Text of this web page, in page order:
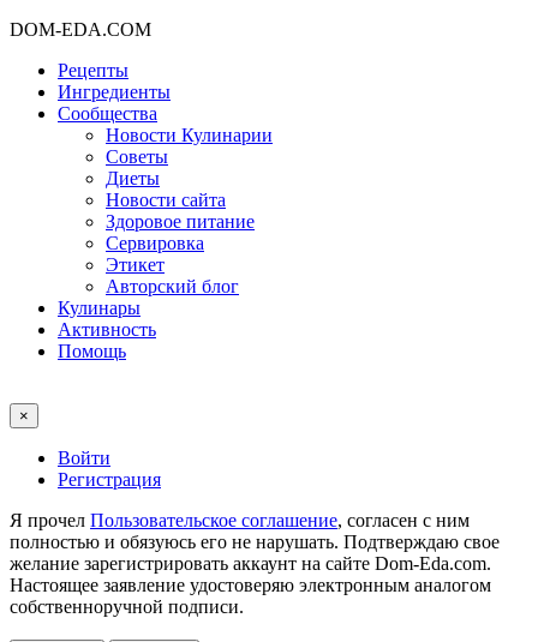
DOM-EDA.COM
Рецепты
Ингредиенты
Сообщества
Новости Кулинарии
Советы
Диеты
Новости сайта
Здоровое питание
Сервировка
Этикет
Авторский блог
Кулинары
Активность
Помощь
×
Войти
Регистрация
Я прочел Пользовательское соглашение, согласен с ним
полностью и обязуюсь его не нарушать. Подтверждаю свое
желание зарегистрировать аккаунт на сайте Dom-Eda.com.
Настоящее заявление удостоверяю электронным аналогом
собственноручной подписи.